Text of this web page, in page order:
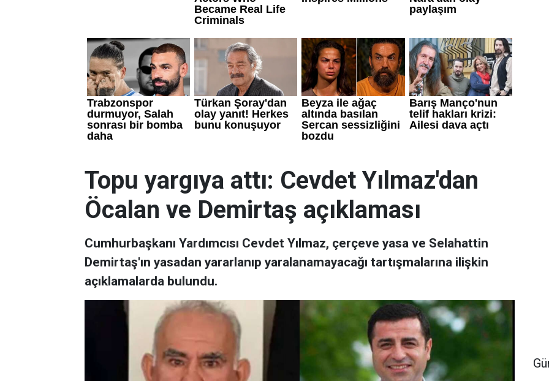
Topu yargıya attı: Cevdet Yılmaz'dan
Öcalan ve Demirtaş açıklaması
Cumhurbaşkanı Yardımcısı Cevdet Yılmaz, çerçeve yasa ve Selahattin
Demirtaş'ın yasadan yararlanıp yaralanamayacağı tartışmalarına ilişkin
açıklamalarda bulundu.